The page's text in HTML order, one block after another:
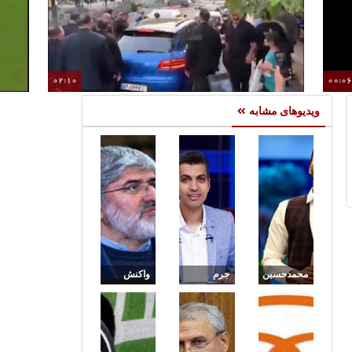
00:06
02:10
ویدیوهای مشابه
محمدحسین
میثاقی
جایگزین
فردوسی
جرم
نابخشودنی
عادل
فردوسی
پور فاش
واکنش
عجیب و
جدید علی
مطهری به
حذف نود